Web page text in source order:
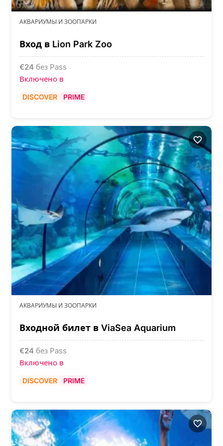
АКВАРИУМЫ И ЗООПАРКИ
Вход в Lion Park Zoo
€24 без Pass
Включено в
DISCOVER PRIME
АКВАРИУМЫ И ЗООПАРКИ
Входной билет в ViaSea Aquarium
€24 без Pass
Включено в
DISCOVER PRIME